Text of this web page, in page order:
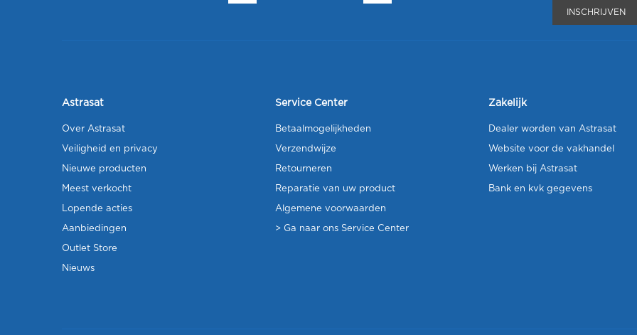
INSCHRIJVEN
Astrasat
Over Astrasat
Veiligheid en privacy
Nieuwe producten
Meest verkocht
Lopende acties
Aanbiedingen
Outlet Store
Nieuws
Service Center
Betaalmogelijkheden
Verzendwijze
Retourneren
Reparatie van uw product
Algemene voorwaarden
> Ga naar ons Service Center
Zakelijk
Dealer worden van Astrasat
Website voor de vakhandel
Werken bij Astrasat
Bank en kvk gegevens